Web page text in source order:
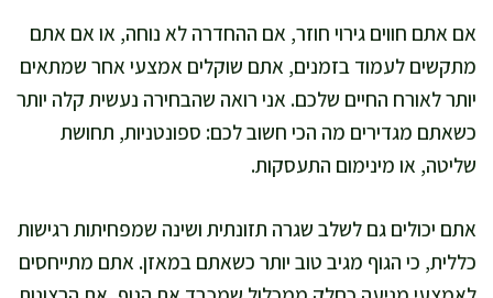
אם אתם חווים גירוי חוזר, אם ההחדרה לא נוחה, או אם אתם
מתקשים לעמוד בזמנים, אתם שוקלים אמצעי אחר שמתאים
יותר לאורח החיים שלכם. אני רואה שהבחירה נעשית קלה יותר
כשאתם מגדירים מה הכי חשוב לכם: ספונטניות, תחושת
שליטה, או מינימום התעסקות.
אתם יכולים גם לשלב שגרה תזונתית ושינה שמפחיתות רגישות
כללית, כי הגוף מגיב טוב יותר כשאתם במאזן. אתם מתייחסים